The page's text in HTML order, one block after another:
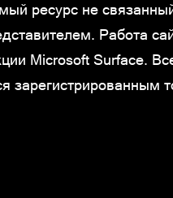
ресурс не
Работа
Microsoft Surface.